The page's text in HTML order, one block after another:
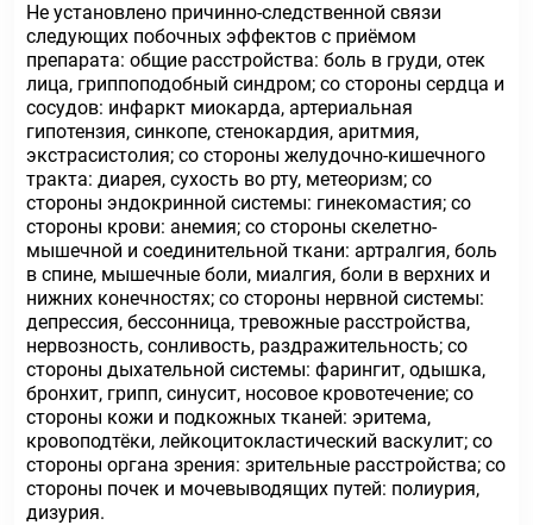
Не установлено причинно-следственной связи
следующих побочных эффектов с приёмом
препарата: общие расстройства: боль в груди, отек
лица, гриппоподобный синдром; со стороны сердца и
сосудов: инфаркт миокарда, артериальная
гипотензия, синкопе, стенокардия, аритмия,
экстрасистолия; со стороны желудочно-кишечного
тракта: диарея, сухость во рту, метеоризм; со
стороны эндокринной системы: гинекомастия; со
стороны крови: анемия; со стороны скелетно-
мышечной и соединительной ткани: артралгия, боль
в спине, мышечные боли, миалгия, боли в верхних и
нижних конечностях; со стороны нервной системы:
депрессия, бессонница, тревожные расстройства,
нервозность, сонливость, раздражительность; со
стороны дыхательной системы: фарингит, одышка,
бронхит, грипп, синусит, носовое кровотечение; со
стороны кожи и подкожных тканей: эритема,
кровоподтёки, лейкоцитокластический васкулит; со
стороны органа зрения: зрительные расстройства; со
стороны почек и мочевыводящих путей: полиурия,
дизурия.